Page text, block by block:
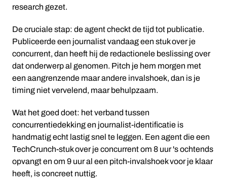
research gezet.
De cruciale stap: de agent checkt de tijd tot publicatie.
Publiceerde een journalist vandaag een stuk over je
concurrent, dan heeft hij de redactionele beslissing over
dat onderwerp al genomen. Pitch je hem morgen met
een aangrenzende maar andere invalshoek, dan is je
timing niet vervelend, maar behulpzaam.
Wat het goed doet: het verband tussen
concurrentiedekking en journalist-identificatie is
handmatig echt lastig snel te leggen. Een agent die een
TechCrunch-stuk over je concurrent om 8 uur 's ochtends
opvangt en om 9 uur al een pitch-invalshoek voor je klaar
heeft, is concreet nuttig.